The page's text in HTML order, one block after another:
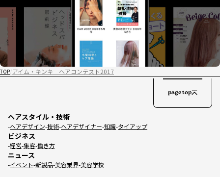
TOP アイム・キンキ ヘアコンテスト2017
ヘアスタイル・技術
ヘアデザイン 技術 ヘアデザイナー 知識 タイアップ
ビジネス
経営 集客 働き方
ニュース
イベント 新製品 美容業界 美容学校
page top